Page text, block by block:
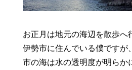
お正月は地元の海辺を散歩へ
伊勢市に住んでいる僕ですが
市の海は水の透明度が明らか